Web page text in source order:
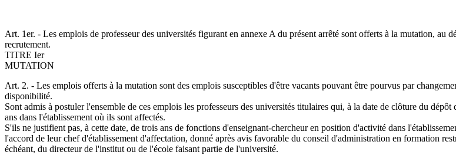
Art. 1er. - Les emplois de professeur des universités figurant en annexe A du présent arrêté sont offerts à la mutation,
recrutement.
TITRE Ier
MUTATION
Art. 2. - Les emplois offerts à la mutation sont des emplois susceptibles d'être vacants pouvant être pourvus par
disponibilité.
Sont admis à postuler l'ensemble de ces emplois les professeurs des universités titulaires qui, à la date de clôture du
ans dans l'établissement où ils sont affectés.
S'ils ne justifient pas, à cette date, de trois ans de fonctions d'enseignant-chercheur en position d'activité dans
l'accord de leur chef d'établissement d'affectation, donné après avis favorable du conseil d'administration en formation
échéant, du directeur de l'institut ou de l'école faisant partie de l'université.